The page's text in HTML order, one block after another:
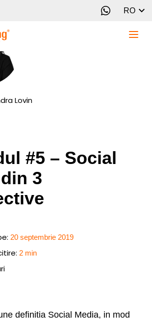
RO
Lovin
#5 – Social
3
20 septembrie 2019
2 min
definitia Social Media, in mod